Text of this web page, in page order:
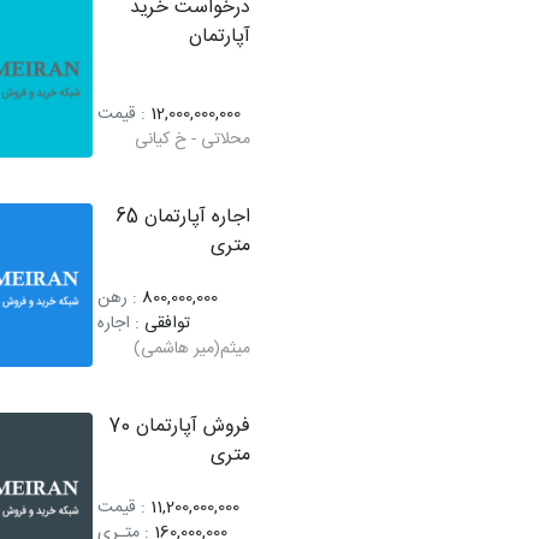
درخواست خرید
آپارتمان
12,000,000,000 : قیمت
محلاتی - خ کیانی
اجاره آپارتمان 65
متری
800,000,000 : رهن
توافقی : اجاره
میثم(میر هاشمی)
فروش آپارتمان 70
متری
11,200,000,000 : قیمت
160,000,000 : متـری